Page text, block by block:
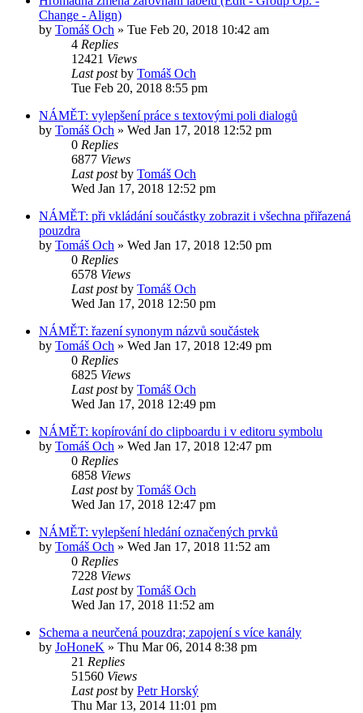
Change - Align)
by Tomáš Och » Tue Feb 20, 2018 10:42 am
4 Replies
12421 Views
Last postby Tomáš Och
Tue Feb 20, 2018 8:55 pm
NÁMĚT: vylepšení práce s textovými poli dialogů
by Tomáš Och » Wed Jan 17, 2018 12:52 pm
0 Replies
6877 Views
Last postby Tomáš Och
Wed Jan 17, 2018 12:52 pm
NÁMĚT: při vkládání součástky zobrazit i všechna přiřazená
pouzdra
by Tomáš Och » Wed Jan 17, 2018 12:50 pm
0 Replies
6578 Views
Last postby Tomáš Och
Wed Jan 17, 2018 12:50 pm
NÁMĚT: řazení synonym názvů součástek
by Tomáš Och » Wed Jan 17, 2018 12:49 pm
0 Replies
6825 Views
Last postby Tomáš Och
Wed Jan 17, 2018 12:49 pm
NÁMĚT: kopírování do clipboardu i v editoru symbolu
by Tomáš Och » Wed Jan 17, 2018 12:47 pm
0 Replies
6858 Views
Last postby Tomáš Och
Wed Jan 17, 2018 12:47 pm
NÁMĚT: vylepšení hledání označených prvků
by Tomáš Och » Wed Jan 17, 2018 11:52 am
0 Replies
7228 Views
Last postby Tomáš Och
Wed Jan 17, 2018 11:52 am
Schema a neurčená pouzdra; zapojení s více kanály
by JoHoneK » Thu Mar 06, 2014 8:38 pm
21 Replies
51560 Views
Last postby Petr Horský
Thu Mar 13, 2014 11:01 pm